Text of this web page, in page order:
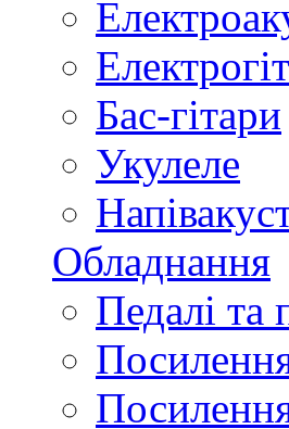
Бас-гітари
Укулеле
Обладнання
Педалі та